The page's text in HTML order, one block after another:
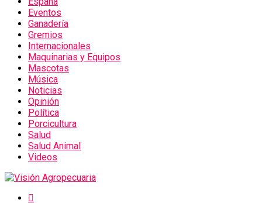
Eventos
Ganadería
Gremios
Internacionales
Maquinarias y Equipos
Mascotas
Música
Noticias
Opinión
Política
Porcicultura
Salud
Salud Animal
Videos